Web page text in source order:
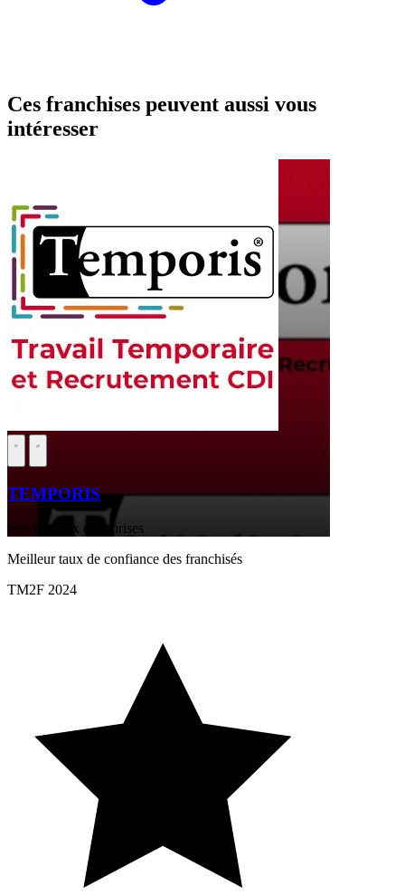
Ces franchises peuvent aussi vous
intéresser
TEMPORIS
Services aux entreprises
Meilleur taux de confiance des franchisés
TM2F 2024